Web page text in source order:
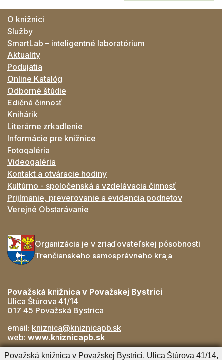
O knižnici
Služby
SmartLab – inteligentné laboratórium
Aktuality
Podujatia
Online Katalóg
Odborné štúdie
Edičná činnosť
Knihárik
Literárne zrkadlenie
Informácie pre knižnice
Fotogaléria
Videogaléria
Kontakt a otváracie hodiny
Kultúrno - spoločenská a vzdelávacia činnosť
Prijímanie, preverovanie a evidencia podnetov
Verejné Obstarávanie
Organizácia je v zriaďovateľskej pôsobnosti
Trenčianskeho samosprávneho kraja
Považská knižnica v Považskej Bystrici
Ulica Štúrova 41/14
017 45 Považská Bystrica
email: kniznica@kniznicapb.sk
web: www.kniznicapb.sk
Pobočky
Považská knižnica v Považskej Bystrici, Ulica Štúrova 41/14,